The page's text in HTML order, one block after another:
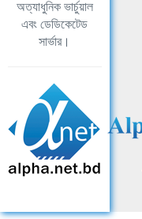
অত্যাধুনিক ভার্চুয়াল
এবং ডেডিকেটেড
সার্ভার।